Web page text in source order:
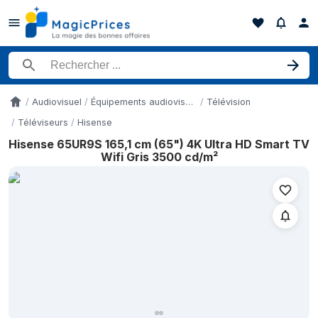
Rechercher un produit
AccueilAudiovisuel Équipements audiovisuels
Télévision
Téléviseurs
Hisense
Hisense 65UR9S 165,1 cm (65") 4K Ultra HD Smart TV
Wifi Gris 3500 cd/m²
Historique des prix de Hisense 65UR9S 165,1 cm (65") 4K
Date
15 mai 2026